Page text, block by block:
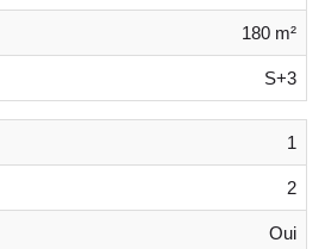
180 m²
S+3
1
2
Oui